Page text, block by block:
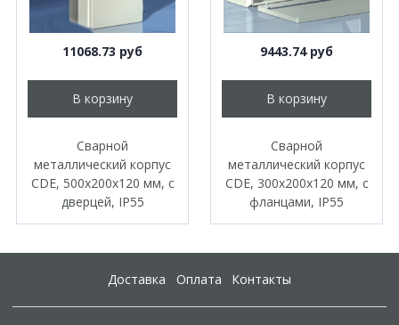
11068.73 руб
В корзину
Сварной
металлический корпус
CDE, 500х200х120 мм, с
дверцей, IP55
9443.74 руб
В корзину
Сварной
металлический корпус
CDE, 300х200х120 мм, с
фланцами, IP55
Доставка Оплата Контакты